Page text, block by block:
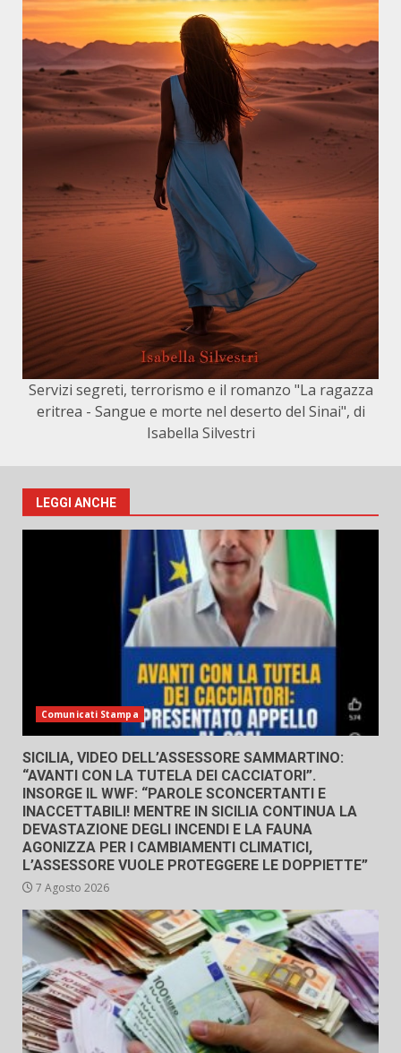
Servizi segreti, terrorismo e il romanzo "La ragazza
eritrea - Sangue e morte nel deserto del Sinai", di
Isabella Silvestri
LEGGI ANCHE
Comunicati Stampa
SICILIA, VIDEO DELL’ASSESSORE SAMMARTINO:
“AVANTI CON LA TUTELA DEI CACCIATORI”.
INSORGE IL WWF: “PAROLE SCONCERTANTI E
INACCETTABILI! MENTRE IN SICILIA CONTINUA LA
DEVASTAZIONE DEGLI INCENDI E LA FAUNA
AGONIZZA PER I CAMBIAMENTI CLIMATICI,
L’ASSESSORE VUOLE PROTEGGERE LE DOPPIETTE”
7 Agosto 2026